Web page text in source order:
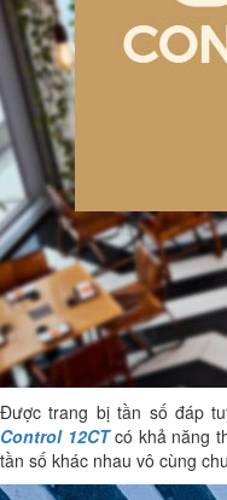
Được trang bị tần số đáp
Control 12CTcó khả năng
tần số khác nhau vô cùng